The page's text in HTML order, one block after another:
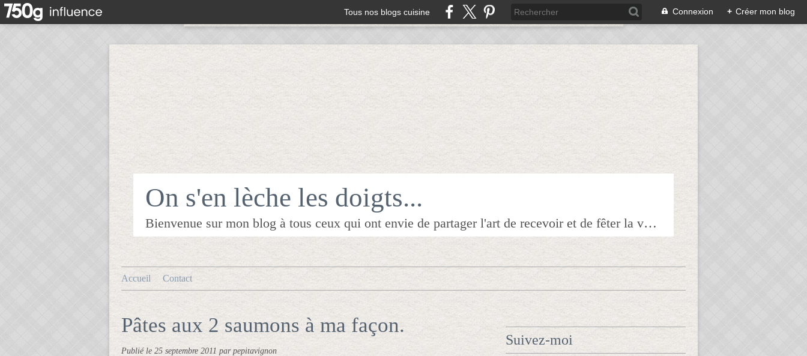
Tous nos blogs cuisine Connexion + Créer mon blog
On s'en lèche les doigts...
Bienvenue sur mon blog à tous ceux qui ont envie de partager l'art de recevoir et de fêter la veille le lendemain.Pour tous les épicuriens, hédonistes et autres amoureux de la bonne chair!!!!j'espère que vous trouverez mes astuces et mes recettes amusantes et que vous prendrez plaisir à les réaliser.n'hésitez surtout pas à me laisser vos réactions ou vos suggestions pour que tout le monde en profite!!!allez maintenant tous à table!!! Pepitavignon.
Accueil Contact
Pâtes aux 2 saumons à ma façon.
Publié le 25 septembre 2011 par pepitavignon
Suivez-moi